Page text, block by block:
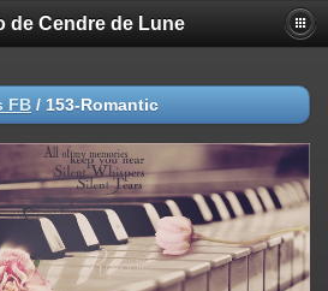
de Cendre de Lune
FB / 153-Romantic